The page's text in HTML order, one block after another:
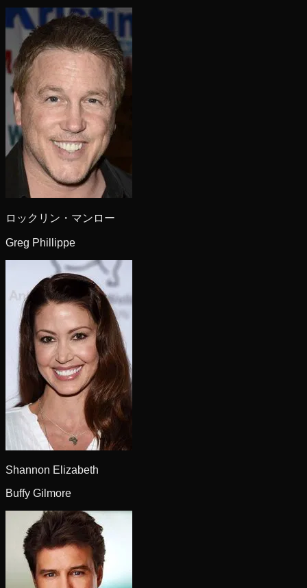
ロックリン・マンロー
Greg Phillippe
Shannon Elizabeth
Buffy Gilmore